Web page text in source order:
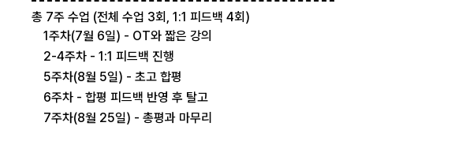
총 7주 수업 (전체 수업 3회, 1:1 피드백 4회)
1주차(7월 6일) - OT와 짧은 강의
2-4주차 - 1:1 피드백 진행
5주차(8월 5일) - 초고 합평
6주차 - 합평 피드백 반영 후 탈고
7주차(8월 25일) - 총평과 마무리